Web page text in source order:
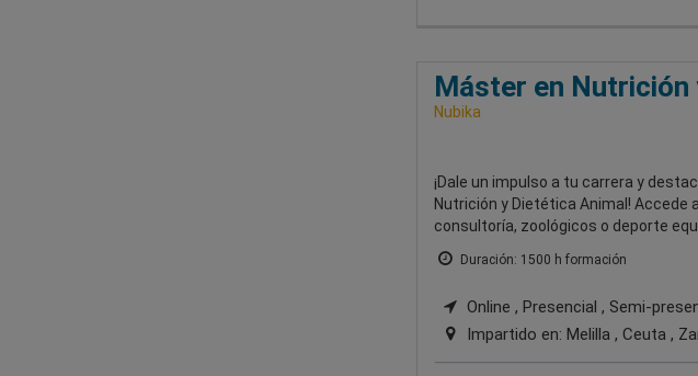
Máster en Nutrición
Nubika
¡Dale un impulso a tu carrera y
Nutrición y Dietética Animal! Accede
consultoría, zoológicos o deporte
Duración: 1500 h formación
Online , Presencial , Semi-
Impartido en: Melilla , Ceuta ,